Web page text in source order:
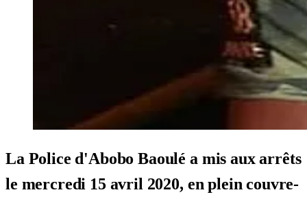
La Police d'Abobo Baoulé a mis aux arrêts
le mercredi 15 avril 2020, en plein couvre-